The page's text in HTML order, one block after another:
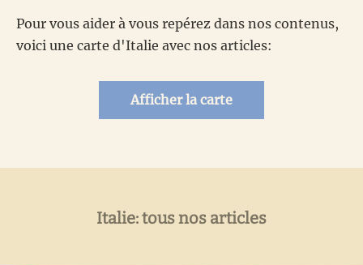
Pour vous aider à vous repérez dans nos contenus,
voici une carte d'Italie avec nos articles:
Afficher la carte
Italie: tous nos articles